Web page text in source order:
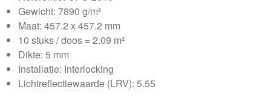
Gewicht: 7890 g/m²
Maat: 457.2 x 457.2 mm
10 stuks / doos = 2.09 m²
Dikte: 5 mm
Installatie: Interlocking
Lichtreflectiewaarde (LRV): 5.55